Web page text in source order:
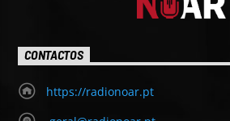
CONTACTOS
https://radionoar.pt